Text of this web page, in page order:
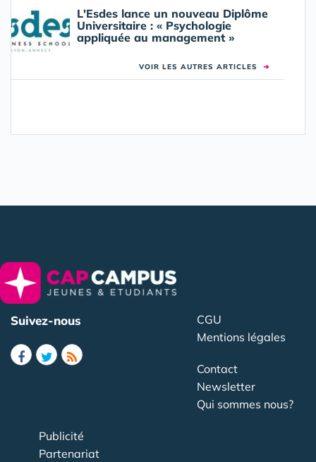
L'Esdes lance un nouveau Diplôme
Universitaire : « Psychologie
appliquée au management »
VOIR LES AUTRES ARTICLES ➜
Suivez-nous
CGU
Mentions légales
Contact
Newsletter
Qui sommes nous?
Publicité
Partenariat